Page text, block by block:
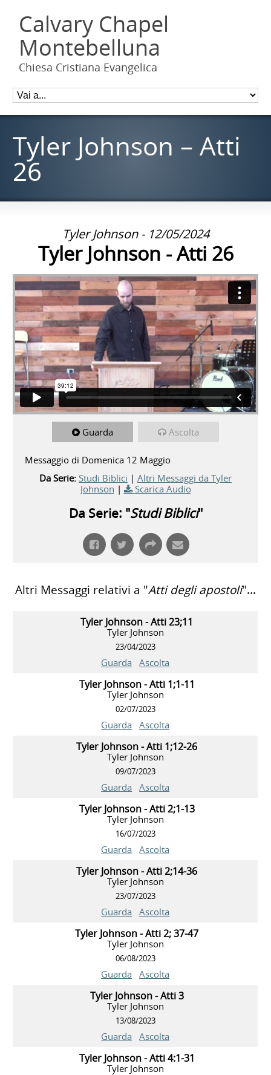
Calvary Chapel
Montebelluna
Chiesa Cristiana Evangelica
Tyler Johnson – Atti
26
Tyler Johnson - 12/05/2024
Tyler Johnson - Atti 26
Guarda Ascolta
Messaggio di Domenica 12 Maggio
Da Serie: Studi Biblici | Altri Messaggi da Tyler
Johnson | Scarica Audio
Da Serie: "Studi Biblici"
Altri Messaggi relativi a "Atti degli apostoli"...
Tyler Johnson - Atti 23;11
Tyler Johnson
23/04/2023
Guarda Ascolta
Tyler Johnson - Atti 1;1-11
Tyler Johnson
02/07/2023
Guarda Ascolta
Tyler Johnson - Atti 1;12-26
Tyler Johnson
09/07/2023
Guarda Ascolta
Tyler Johnson - Atti 2;1-13
Tyler Johnson
16/07/2023
Guarda Ascolta
Tyler Johnson - Atti 2;14-36
Tyler Johnson
23/07/2023
Guarda Ascolta
Tyler Johnson - Atti 2; 37-47
Tyler Johnson
06/08/2023
Guarda Ascolta
Tyler Johnson - Atti 3
Tyler Johnson
13/08/2023
Guarda Ascolta
Tyler Johnson - Atti 4:1-31
Tyler Johnson